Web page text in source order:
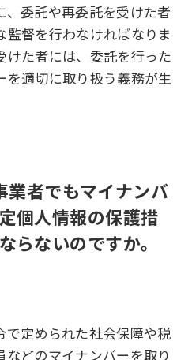
、委託や再委託を受けた者
監督を行わなければなりま
けた者には、委託を行った
を適切に取り扱う義務が生
者でもマイナンバ
個人情報の保護措
らないのですか。
で定められた社会保障や税
どのマイナンバーを取り